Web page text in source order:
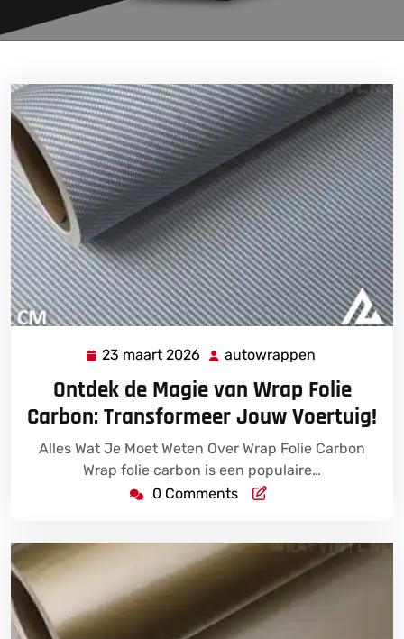
23 maart 2026 23
2026
autowrappen
Ontdek de Magie van Wrap Folie
Carbon: Transformeer Jouw Voertuig!
Alles Wat Je Moet Weten Over Wrap Folie Carbon
Wrap folie carbon is een populaire…
0 Comments